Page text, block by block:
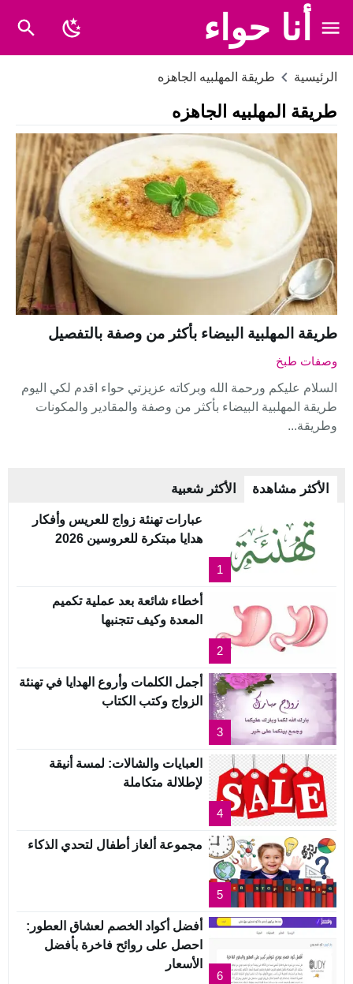
أنا حواء
الرئيسية طريقة المهلبيه الجاهزه
طريقة المهلبيه الجاهزه
طريقة المهلبية البيضاء بأكثر من وصفة بالتفصيل
وصفات طبخ
السلام عليكم ورحمة الله وبركاته عزيزتي حواء اقدم لكي اليوم
طريقة المهلبية البيضاء بأكثر من وصفة والمقادير والمكونات
وطريقة...
الأكثر مشاهدة الأكثر شعبية
1
عبارات تهنئة زواج للعريس وأفكار
هدايا مبتكرة للعروسين 2026
2
أخطاء شائعة بعد عملية تكميم
المعدة وكيف تتجنبها
3
أجمل الكلمات وأروع الهدايا في تهنئة
الزواج وكتب الكتاب
4
العبايات والشالات: لمسة أنيقة
لإطلالة متكاملة
5
مجموعة ألغاز أطفال لتحدي الذكاء
6
أفضل أكواد الخصم لعشاق العطور:
احصل على روائح فاخرة بأفضل
الأسعار